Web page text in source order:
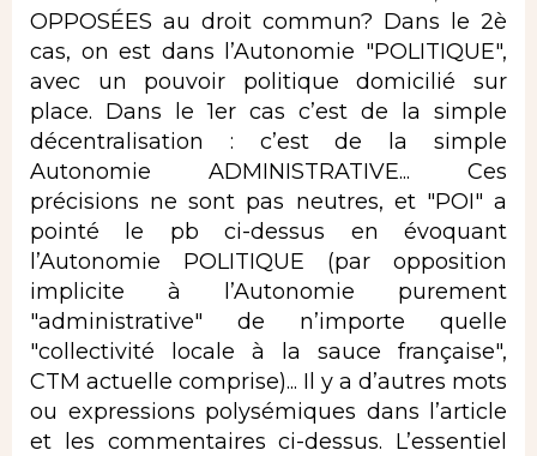
OPPOSÉES au droit commun? Dans le 2è
cas, on est dans l’Autonomie "POLITIQUE",
avec un pouvoir politique domicilié sur
place. Dans le 1er cas c’est de la simple
décentralisation : c’est de la simple
Autonomie ADMINISTRATIVE... Ces
précisions ne sont pas neutres, et "POI" a
pointé le pb ci-dessus en évoquant
l’Autonomie POLITIQUE (par opposition
implicite à l’Autonomie purement
"administrative" de n’importe quelle
"collectivité locale à la sauce française",
CTM actuelle comprise)... Il y a d’autres mots
ou expressions polysémiques dans l’article
et les commentaires ci-dessus. L’essentiel